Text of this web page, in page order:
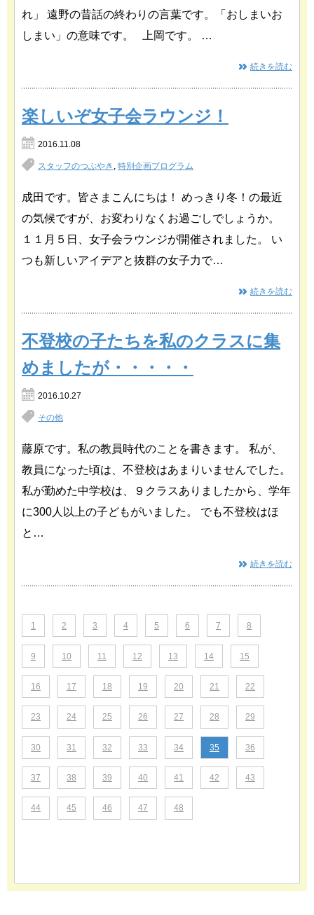
れ」 遠野の昔話の終わりの言葉です。「おしまいお
しまい」の意味です。 上岡です。 …
続きを読む
楽しいぞ女子会ラウンジ！
2016.11.08
スタッフのつぶやき , 特別企画プログラム
成田です。皆さまこんにちは！ めっきり冬！の最近
の気候ですが、お変わりなくお過ごしでしょうか。
１１月５日、女子会ラウンジが開催されました。 い
つも新しいアイデアと抜群の女子力で…
続きを読む
不登校の子たちを私のクラスに集
めましたが・・・・・
2016.10.27
その他
藤原です。私の教員時代のことを書きます。 私が、
教員になった頃は、不登校はあまりいませんでした。
私が勤めた中学校は、９クラスありましたから、学年
に300人以上の子どもがいました。 でも不登校はほ
と…
続きを読む
1 2 3 4 5 6 7 8
9 10 11 12 13 14 15
16 17 18 19 20 21 22
23 24 25 26 27 28 29
30 31 32 33 34 35 36
37 38 39 40 41 42 43
44 45 46 47 48